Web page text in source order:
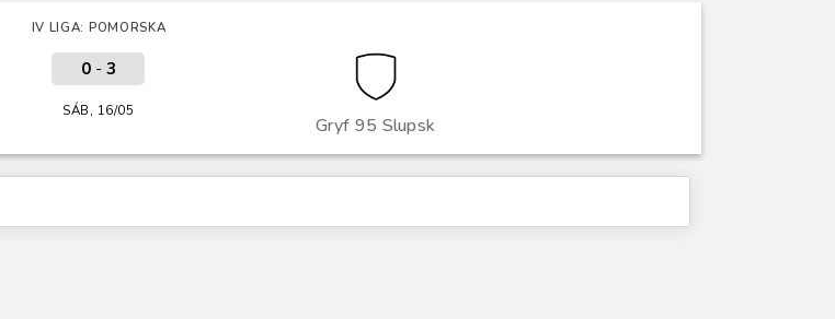
IV LIGA: POMORSKA
Gryf 95 Slupsk
0- 3
SÁB, 16/05